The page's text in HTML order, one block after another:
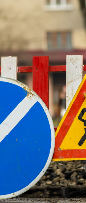
début de l'événement
EN SAVOIR PLUS